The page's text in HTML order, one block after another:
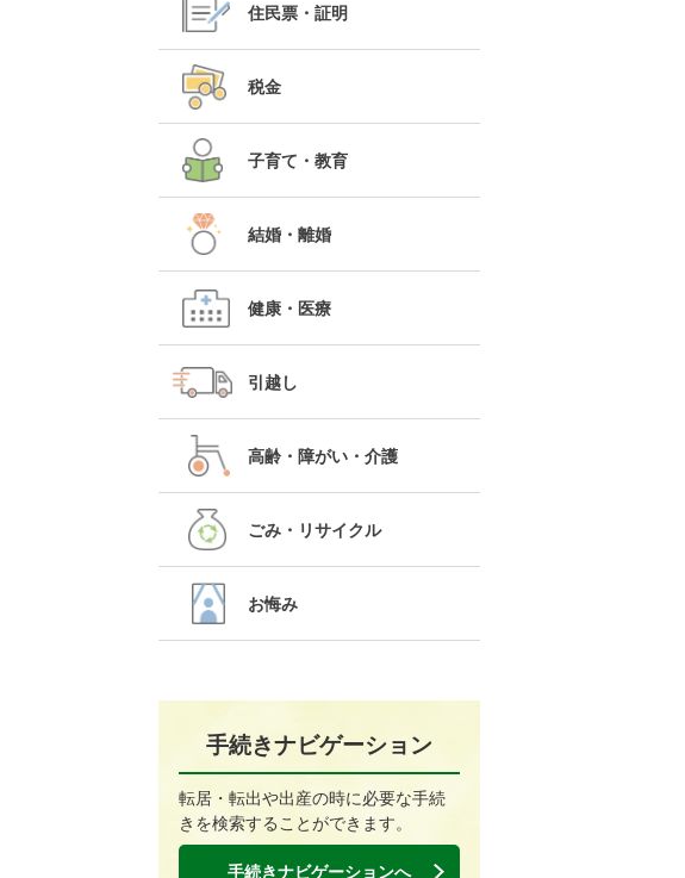
住民票・証明
税金
子育て・教育
結婚・離婚
健康・医療
引越し
高齢・障がい・介護
ごみ・リサイクル
お悔み
手続きナビゲーション
転居・転出や出産の時に必要な手続
きを検索することができます。
手続きナビゲーションへ